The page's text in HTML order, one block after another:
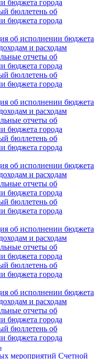
бюджета города
бюллетень об
бюджета города
об исполнении бюджета
и расходам
отчеты об
бюджета города
бюллетень об
бюджета города
об исполнении бюджета
и расходам
отчеты об
бюджета города
бюллетень об
бюджета города
об исполнении бюджета
и расходам
отчеты об
бюджета города
бюллетень об
бюджета города
об исполнении бюджета
и расходам
отчеты об
бюджета города
бюллетень об
бюджета города
об исполнении бюджета
и расходам
отчеты об
бюджета города
бюллетень об
бюджета города
мероприятий Счетной